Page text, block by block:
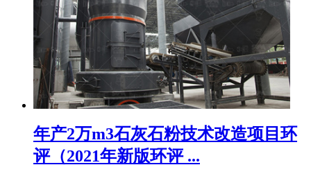
年产2万m3石灰石粉技术改造项目环
评（2021年新版环评 ...